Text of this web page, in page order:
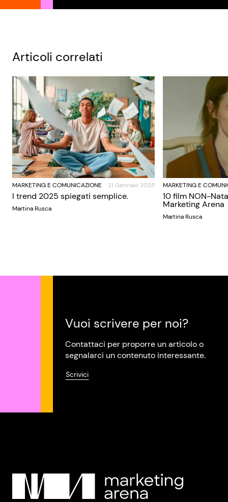
Articoli correlati
MARKETING E COMUNICAZIONE 21 Gennaio 2025
I trend 2025 spiegati semplice.
Martina Rusca
MARKETING E
10 film NON-
Marketing Arena
Martina Rusca
Vuoi scrivere per noi?
Contattaci per proporre un articolo o
segnalarci un contenuto interessante.
Scrivici